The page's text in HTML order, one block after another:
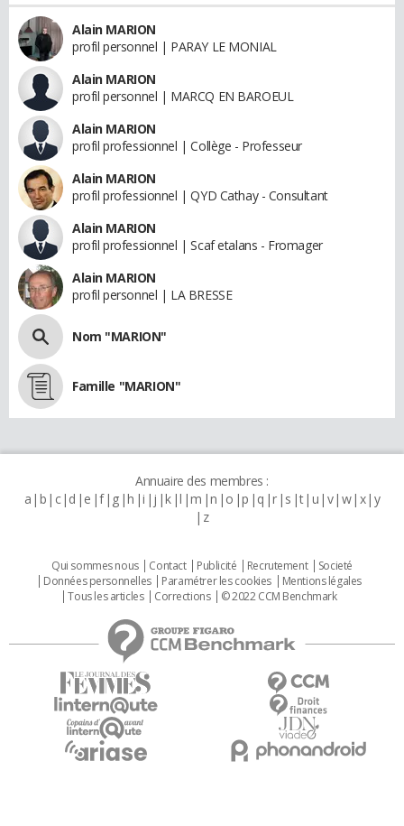
Alain MARION
profil personnel | PARAY LE MONIAL
Alain MARION
profil personnel | MARCQ EN BAROEUL
Alain MARION
profil professionnel | Collège - Professeur
Alain MARION
profil professionnel | QYD Cathay - Consultant
Alain MARION
profil professionnel | Scaf etalans - Fromager
Alain MARION
profil personnel | LA BRESSE
Nom "MARION"
Famille "MARION"
Annuaire des membres :
a b c d e f g h i j k l m n o p q r s t u v w x y
z
Qui sommes nous Contact Publicité Recrutement
Societé
Données personnelles
Paramétrer les cookies
Mentions légales
Tous les articles
Corrections © 2022 CCM Benchmark